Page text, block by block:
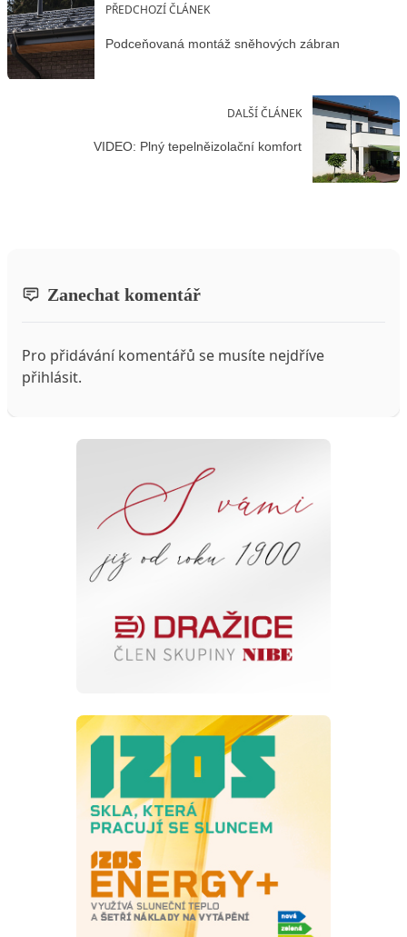
PŘEDCHOZÍ ČLÁNEK
Podceňovaná montáž sněhových zábran
DALŠÍ ČLÁNEK
VIDEO: Plný tepelněizolační komfort
Zanechat komentář
Pro přidávání komentářů se musíte nejdříve
přihlásit.